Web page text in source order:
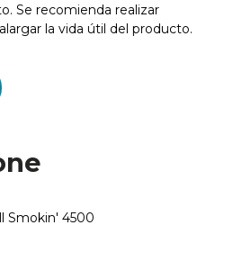
Se recomienda realizar
la vida útil del producto.
Smokin' 4500